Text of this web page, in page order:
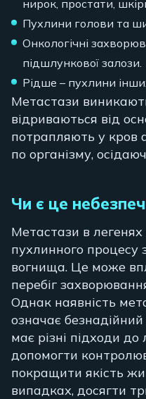
нирок, простати,
Пухлини голови та
Онкологічні
підшлункової залози.
Рідше – пухлини
Метастази
відриваються від
потрапляють у кров
по організму,
Чи є це
Метастази в
пухлинного процесу
вогнища. Це може
перебіг
Однак наявність
означає
має різні підходи до
допомогти
покращити якість
випадках, досягти